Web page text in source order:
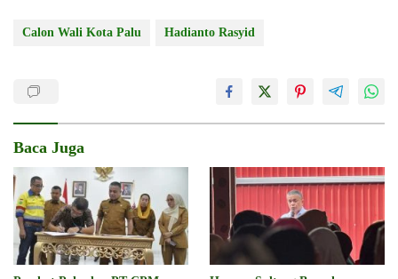
Calon Wali Kota Palu Hadianto Rasyid
Baca Juga